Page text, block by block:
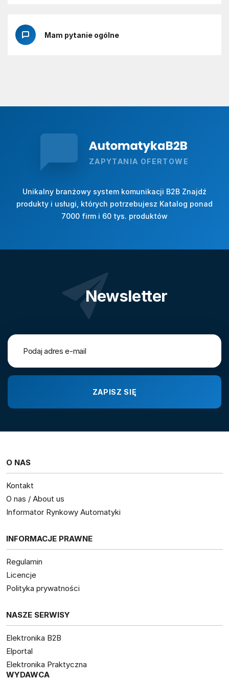
Mam pytanie ogólne
ZAPYTANIA OFERTOWE
Unikalny branżowy system komunikacji B2B Znajdź
produkty i usługi, których potrzebujesz Katalog ponad
7000 firm i 60 tys. produktów
Newsletter
O NAS
Kontakt
O nas / About us
Informator Rynkowy Automatyki
INFORMACJE PRAWNE
Regulamin
Licencje
Polityka prywatności
NASZE SERWISY
Elektronika B2B
Elportal
Elektronika Praktyczna
WYDAWCA